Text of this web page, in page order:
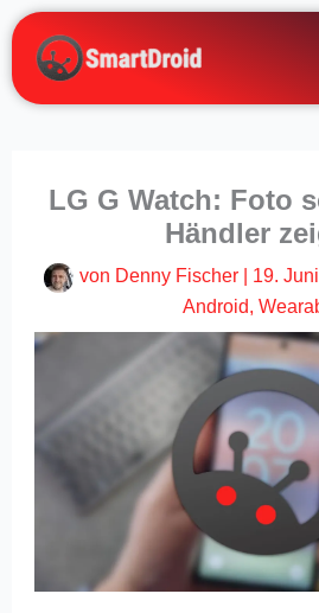
Zum
Inhalt
springen
LG G Watch: Foto
Händler
von Denny Fischer 19.
Android,